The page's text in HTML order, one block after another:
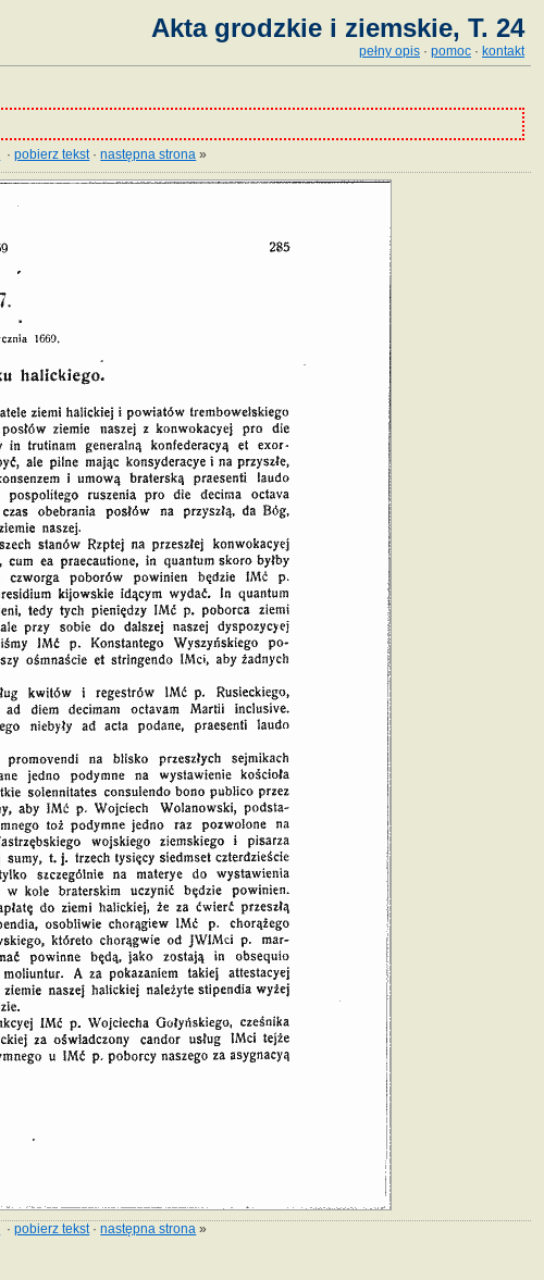
Akta grodzkie i ziemskie, T. 24
pełny opis · pomoc · kontakt
·pobierz tekst·następna strona »
·pobierz tekst·następna strona »